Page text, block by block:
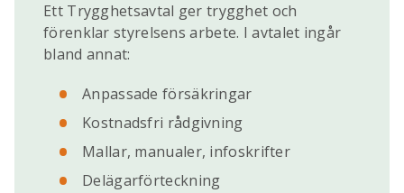
Ett Trygghetsavtal ger trygghet och
förenklar styrelsens arbete. I avtalet ingår
bland annat:
Anpassade försäkringar
Kostnadsfri rådgivning
Mallar, manualer, infoskrifter
Delägarförteckning